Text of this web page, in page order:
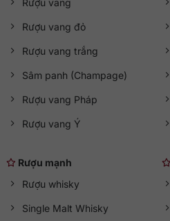
QKAWine
phân phối chính hãng
nguồn gốc rõ ràng, chất lượng
Tư vấn 24/7
Hotline: 0363 909 636
Fanpage: QKAWine Official
Messenger:
Chat với QKAWine
Bán hàng: sales@qkawine.com
Dịch vụ sau bán hàng:
Rượu vang
Rượu vang đỏ
Rượu vang trắng
Sâm panh (Champage)
Rượu vang Pháp
Rượu vang Ý
Rượu mạnh
Rượu whisky
Single Malt Whisky